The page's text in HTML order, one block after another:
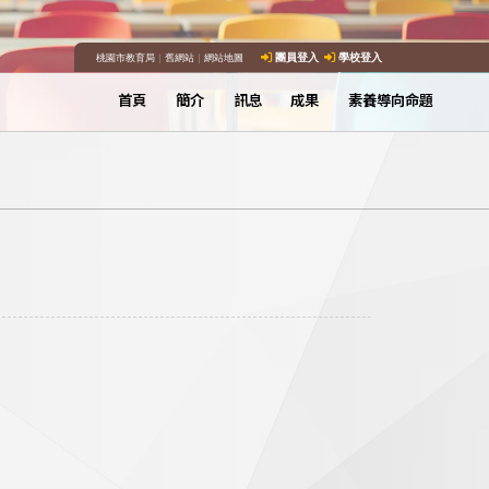
桃園市教育局｜ 舊網站｜ 網站地圖 團員登入 學校登入
首頁 簡介 訊息 成果 素養導向命題